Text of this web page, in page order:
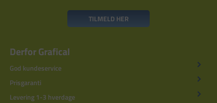
TILMELD HER
Derfor Grafical
God kundeservice
Prisgaranti
Levering 1-3 hverdage